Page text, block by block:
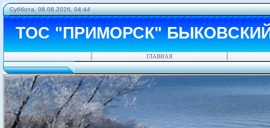
Суббота, 08.08.2026, 04:44
ТОС "ПРИМОРСК"
ГЛАВНАЯ